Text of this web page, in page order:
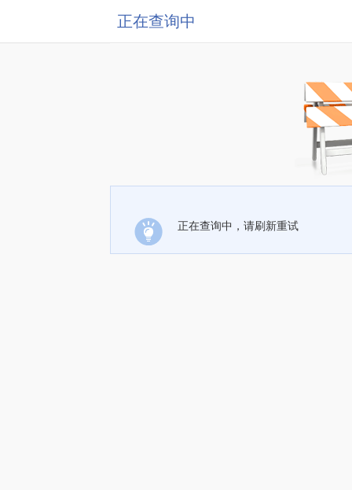
正在查询中
正在查询中，请刷新重试